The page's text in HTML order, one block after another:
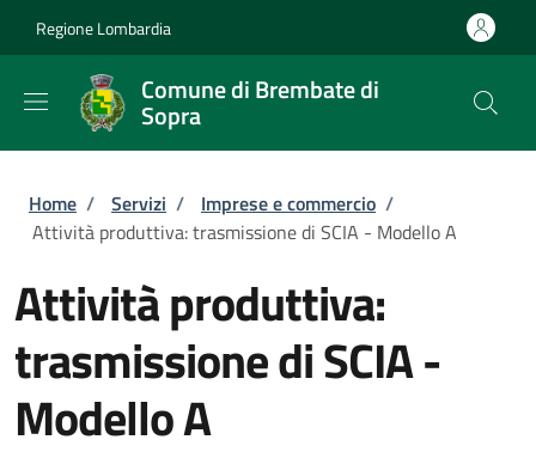
Regione Lombardia
Comune di Brembate di
Sopra
Briciole di pane
Home / Servizi / Imprese e commercio /
Attività produttiva: trasmissione di SCIA - Modello A
Attività produttiva:
trasmissione di SCIA -
Modello A